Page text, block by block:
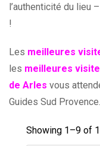
l’authenticité du lieu
!
Les meilleures
les meilleures
de Arles vous
Guides Sud Provence.
Showing 1–9 of